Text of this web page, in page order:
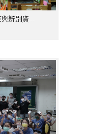
辨別資...